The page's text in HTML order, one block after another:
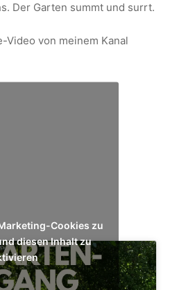
Der Garten summt und surrt.
Video von meinem Kanal
Cookies zu
diesen Inhalt zu